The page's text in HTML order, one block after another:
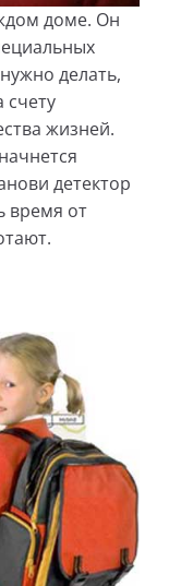
доме. Он
делать,
счету
жизней.
детектор
время от